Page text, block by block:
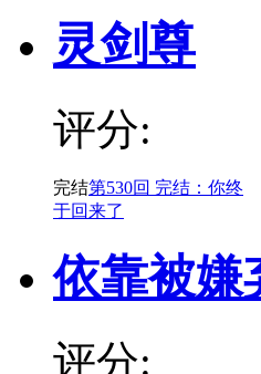
灵剑尊
评分:
完结第530回 完结：你终
于回来了
依靠被嫌
评分: